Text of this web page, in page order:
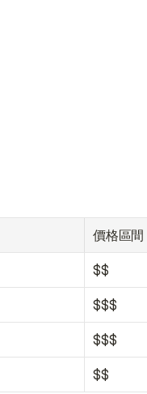
價格區間
$$
$$$
$$$
$$